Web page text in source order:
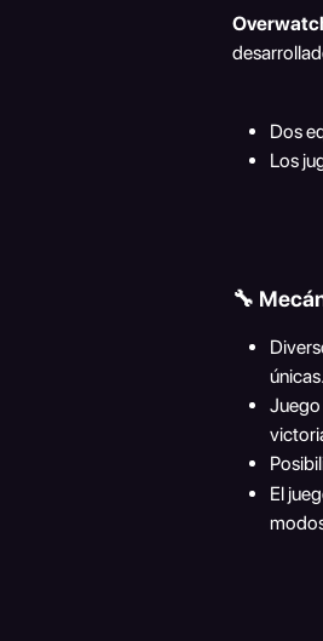
Dos
Los
🔧
únicas.
Juego
El